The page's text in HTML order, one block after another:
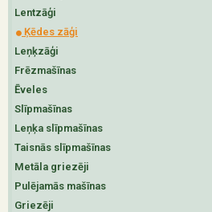
Lentzāģi
Ķēdes zāģi
Leņķzāģi
Frēzmašīnas
Ēveles
Slīpmašīnas
Leņķa slīpmašīnas
Taisnās slīpmašīnas
Metāla griezēji
Pulējamās mašīnas
Griezēji